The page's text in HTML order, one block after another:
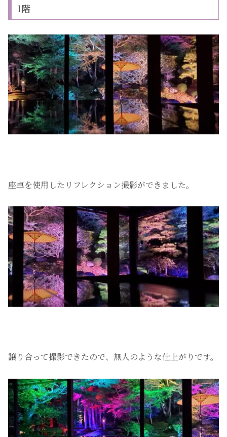
1階
座卓を使用したリフレクション撮影ができました。
譲り合って撮影できたので、無人のような仕上がりです。